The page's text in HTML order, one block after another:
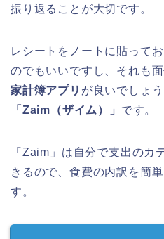
振り返ることが大切です。
レシートをノートに貼って
のでもいいですし、それも
家計簿アプリ が良いでしょ
「Zaim（ザイム）」 です。
「Zaim」は自分で支出のカ
きるので、食費の内訳を簡
す。